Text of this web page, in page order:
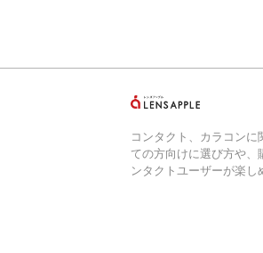
コンタクト、カラコン
ての方向けに選び方や、
ンタクトユーザーが楽し